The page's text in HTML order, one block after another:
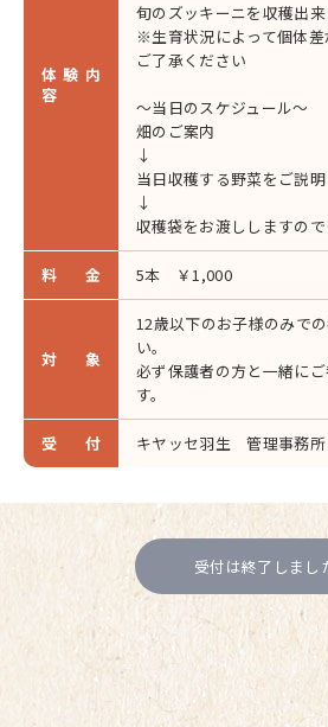
体験内
容
旬のズッキーニを収穫出来
※生育状況によって個体
ご了承ください
～当日のスケジュール～
畑のご案内
↓
当日収穫する野菜をご説明
↓
収穫袋をお渡ししますの
料金 5本 ￥1,000
対象
12歳以下のお子様のみで
い。
必ず保護者の方と一緒に
す。
受付 キヤッセ羽生 管理事務所
受付は終了しまし